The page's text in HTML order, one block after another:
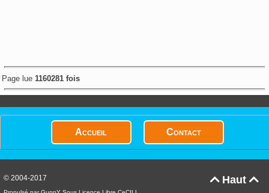
Page lue 1160281 fois
Accueil Contact
Haut 
© 2004-2017
Propulsé par GuppY Sous Licence Libre CeCILL